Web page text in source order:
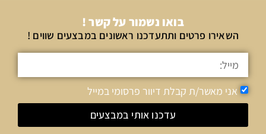
בואו נשמור על קשר !
השאירו פרטים ותתעדכנו ראשונים במבצעים שווים !
אני מאשר/ת קבלת דיוור פרסומי במייל
עדכנו אותי במבצעים